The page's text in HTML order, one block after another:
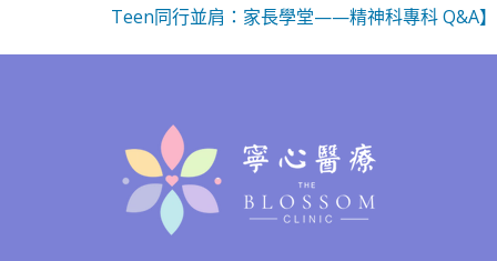
Teen同行並肩：家長學堂——精神科專科 Q&A】